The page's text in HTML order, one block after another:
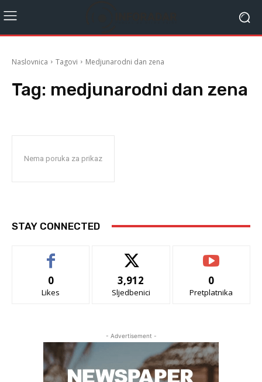
Naslovnica Tagovi Medjunarodni dan zena
Tag: medjunarodni dan zena
Nema poruka za prikaz
STAY CONNECTED
0
Likes
3,912
Sljedbenici
0
Pretplatnika
- Advertisement -